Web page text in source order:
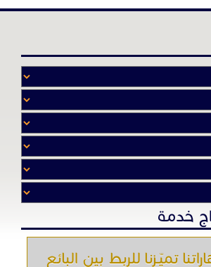
خدمة
تميّـزنا للربط بين البائع